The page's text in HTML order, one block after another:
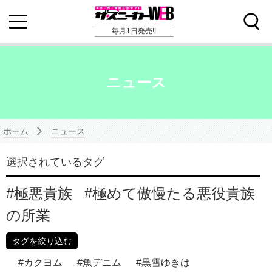
毎月1日発売!!
ニュース
ホーム ニュース
選択されているタグ
極悪貴族
極めて傲慢たる悪役貴族
の所業
タグを絞り込む
カクヨム 魚デニム 黒雪ゆきは